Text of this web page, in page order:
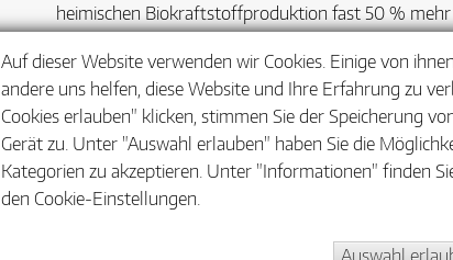
heimischen Biokraftstoffproduktion fast 50 %
Weitergehende Informationen finden Sie z. B. über
tfz kompakt 9 Biokraftstoffe – Fragen und
Auf dieser Website verwenden wir Cookies. Einige von
andere uns helfen, diese Website und Ihre Erfahrung zu
Cookies erlauben" klicken, stimmen Sie der Speicherung
Gerät zu. Unter "Auswahl erlauben" haben Sie die
Kategorien zu akzeptieren. Unter "Informationen" finden
den Cookie-Einstellungen.
Auswahl